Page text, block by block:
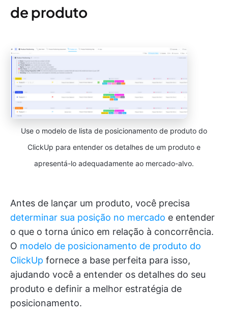
de produto
Use o modelo de lista de posicionamento de produto do
ClickUp para entender os detalhes de um produto e
apresentá-lo adequadamente ao mercado-alvo.
Antes de lançar um produto, você precisa
determinar sua posição no mercado e entender
o que o torna único em relação à concorrência.
O modelo de posicionamento de produto do
ClickUp fornece a base perfeita para isso,
ajudando você a entender os detalhes do seu
produto e definir a melhor estratégia de
posicionamento.